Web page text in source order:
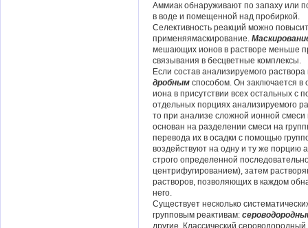
Аммиак обнаруживают по запаху или
в воде и помещенной над пробиркой.
Селективность реакций можно
применяямаскирование.
мешающих ионов в растворе меньше
связывания в бесцветные комплексы.
Если состав анализируемого
дробным способом. Он заключается в
иона в присутствии всех остальных с
отдельных порциях анализируемого
то при анализе сложной ионной
основан на разделении смеси на
перевода их в осадки с помощью
воздействуют на одну и ту же порцию
строго определенной
центрифугированием), затем
растворов, позволяющих в каждом
него.
Существует несколько
групповым реактивам:
другие. Классический